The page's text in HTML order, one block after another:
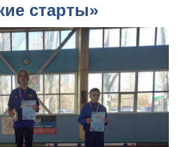
старты»